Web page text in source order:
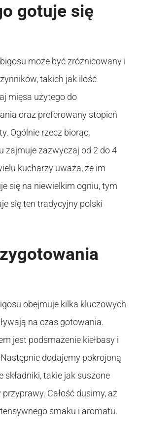
gotuje się
może być zróżnicowany i
takich jak ilość
mięsa użytego do
oraz preferowany stopień
Ogólnie rzecz biorąc,
zajmuje zazwyczaj od 2 do 4
kucharzy uważa, że im
się na niewielkim ogniu, tym
się ten tradycyjny polski
obejmuje kilka kluczowych
na czas gotowania.
jest podsmażenie kiełbasy i
dodajemy pokrojoną
składniki, takie jak suszone
Całość dusimy, aż
smaku i aromatu.